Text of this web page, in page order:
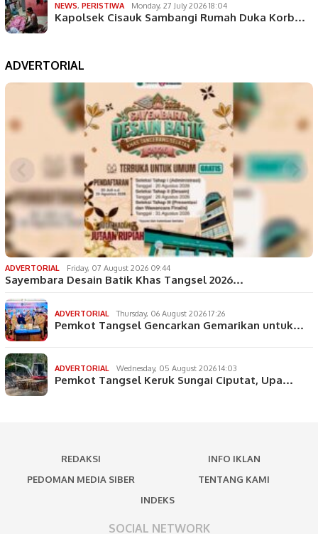
NEWS, PERISTIWA Monday, 27 July 2026 18:04
Kapolsek Cisauk Sambangi Rumah Duka Korb…
ADVERTORIAL
ADVERTORIAL Friday, 07 August 2026 09:44
Sayembara Desain Batik Khas Tangsel 2026…
ADVERTORIAL Thursday, 06 August 2026 17:26
Pemkot Tangsel Gencarkan Gemarikan untuk…
ADVERTORIAL Wednesday, 05 August 2026 14:03
Pemkot Tangsel Keruk Sungai Ciputat, Upa…
REDAKSI
INFO IKLAN
PEDOMAN MEDIA SIBER
TENTANG KAMI
INDEKS
SOCIAL NETWORK